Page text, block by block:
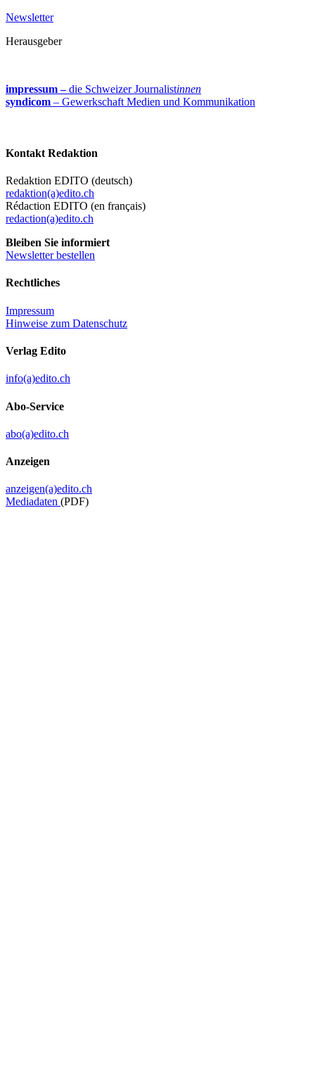
Newsletter
Herausgeber
impressum –die Schweizer Journalistinnen
syndicom – Gewerkschaft Medien und Kommunikation
Kontakt Redaktion
Redaktion EDITO (deutsch)
redaktion(a)edito.ch
Rédaction EDITO (en français)
redaction(a)edito.ch
Bleiben Sie informiert
Newsletter bestellen
Rechtliches
Impressum
Hinweise zum Datenschutz
Verlag Edito
info(a)edito.ch
Abo-Service
abo(a)edito.ch
Anzeigen
anzeigen(a)edito.ch
Mediadaten (PDF)